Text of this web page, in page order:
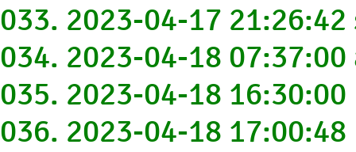
033. 2023-04-17
034. 2023-04-18
035. 2023-04-18
036. 2023-04-18